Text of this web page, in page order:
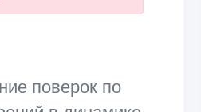
поверок по